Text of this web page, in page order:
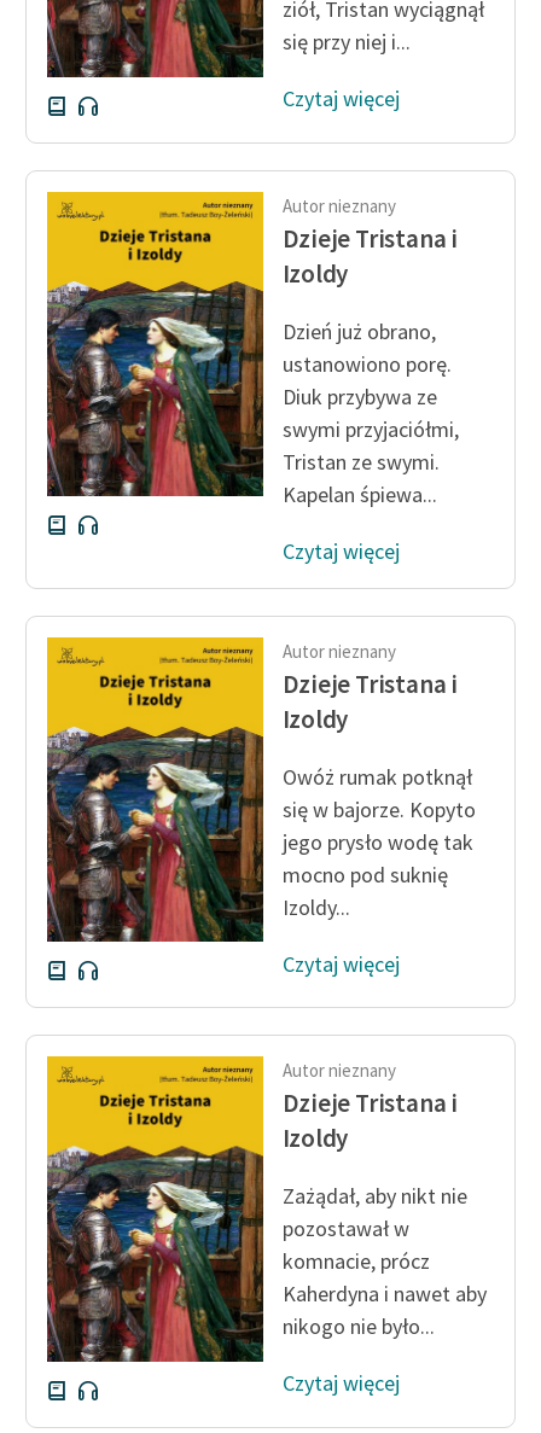
ziół, Tristan wyciągnął
się przy niej i...
Czytaj więcej
Autor nieznany
Dzieje Tristana i
Izoldy
Dzień już obrano,
ustanowiono porę.
Diuk przybywa ze
swymi przyjaciółmi,
Tristan ze swymi.
Kapelan śpiewa...
Czytaj więcej
Autor nieznany
Dzieje Tristana i
Izoldy
Owóż rumak potknął
się w bajorze. Kopyto
jego prysło wodę tak
mocno pod suknię
Izoldy...
Czytaj więcej
Autor nieznany
Dzieje Tristana i
Izoldy
Zażądał, aby nikt nie
pozostawał w
komnacie, prócz
Kaherdyna i nawet aby
nikogo nie było...
Czytaj więcej